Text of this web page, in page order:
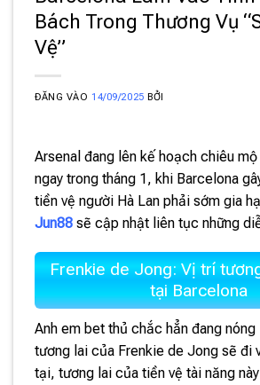
Bách Trong Thương Vụ
Vệ”
ĐĂNG VÀO 14/09/2025 BỞI
Arsenal đang lên kế hoạch chiêu
ngay trong tháng 1, khi Barcelona
tiền vệ người Hà Lan phải sớm gia
Jun88 sẽ cập nhật liên tục những
Frenkie de Jong: Vị trí
tại Barcelona
Anh em bet thủ chắc hẳn đang
tương lai của Frenkie de Jong sẽ đi
tại, tương lai của tiền vệ tài năng